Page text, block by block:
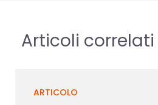
Articoli correlati
ARTICOLO